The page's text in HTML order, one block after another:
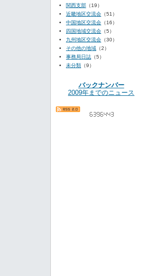
関西支部 （19）
近畿地区交流会 （51）
中国地区交流会 （16）
四国地域交流会 （5）
九州地区交流会 （30）
その他の地域 （2）
事務局日誌 （5）
未分類 （9）
バックナンバー
2009年までのニュース